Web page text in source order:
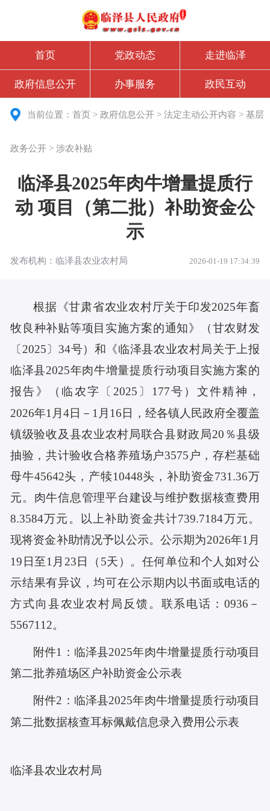
首页 党政动态 走进临泽
政府信息公开 办事服务 政民互动
当前位置：首页 >政府信息公开 >法定主动公开内容 >基层
政务公开 >涉农补贴
临泽县2025年肉牛增量提质行
动 项目（第二批）补助资金公
示
发布机构：临泽县农业农村局 2026-01-19 17:34:39
根据《甘肃省农业农村厅关于印发2025年畜
牧良种补贴等项目实施方案的通知》（甘农财发
〔2025〕34号）和
《临泽县农业农村局关于上报
临泽县2025年肉牛增量提质行动项目实施方案的
报告》
（临农字〔2025 〕177号）文件精神，
2026年1月4日－1月16日， 经各镇人民政府全覆盖
镇级验收及县农业农村局联合县财政局20％县级
抽验 ，共计验收合格养殖场户3575户，存栏基础
母牛45642头，产犊10448头，补助资金731.36万
元。肉牛信息管理平台建设与维护数据核查费用
8.3584万元。以上补助资金共计739.7184万元。
现将资金补助情况予以公示。公示期为2026年1月
19 日至1 月 23日（ 5天）。任何单位和个人如对公
示结果有异议，均可在公示期内以书面或电话的
方式向县农业农村局反馈。联系电话：0936－
5567112。
附件1 ：临泽县2025年肉牛增量提质行动项目
第二批养殖场区户补助资金公示表
附件2： 临泽县2025年肉牛增量提质行动项目
第二批数据核查耳标佩戴信息录入费用公示表
临泽县农业农村局